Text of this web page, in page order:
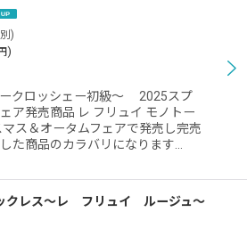
)
円)
クロッシェー初級〜 2025スプ
ア発売商品 レ フリュイ モノトー
マス＆オータムフェアで発売し完売
た商品のカラバリになります…
クレス〜レ フリュイ ルージュ〜